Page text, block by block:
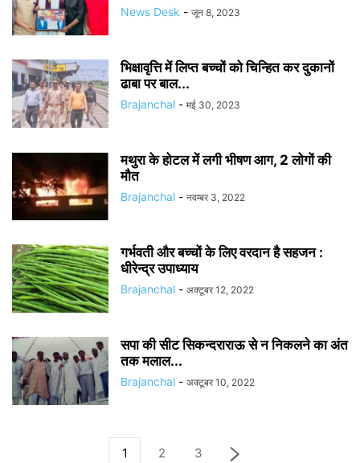
News Desk - जून 8, 2023
भिक्षावृत्ति में लिप्त बच्चों को चिन्हित कर दुकानों
ढाबा पर बाल...
Brajanchal - मई 30, 2023
मथुरा के होटल में लगी भीषण आग, 2 लोगों की
मौत
Brajanchal - नवम्बर 3, 2022
​गर्भवती और बच्चों के लिए वरदान है सहजन :
धीरेन्द्र उपाध्याय
Brajanchal - अक्टूबर 12, 2022
सपा की सीट सिकन्दराराऊ से न निकलने का अंत
तक मलाल...
Brajanchal - अक्टूबर 10, 2022
1 2 3